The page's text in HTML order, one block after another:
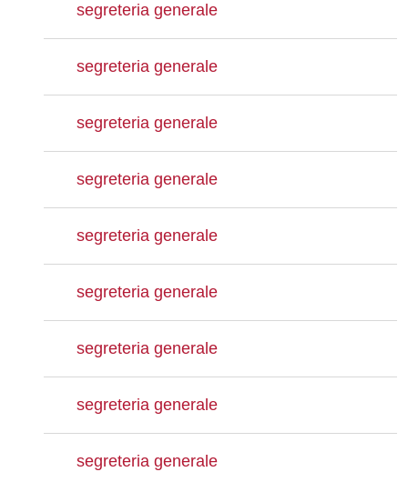
segreteria generale
segreteria generale
segreteria generale
segreteria generale
segreteria generale
segreteria generale
segreteria generale
segreteria generale
segreteria generale